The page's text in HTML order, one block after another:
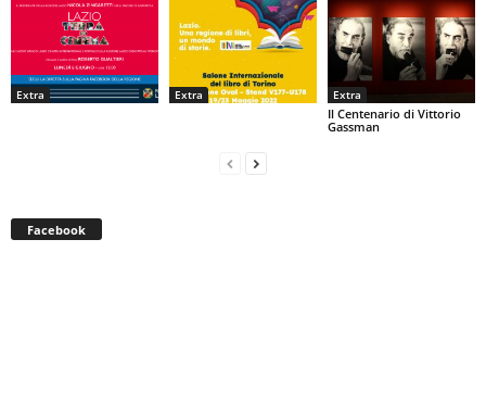
Extra Extra Extra
Il Centenario di Vittorio
Gassman
Facebook